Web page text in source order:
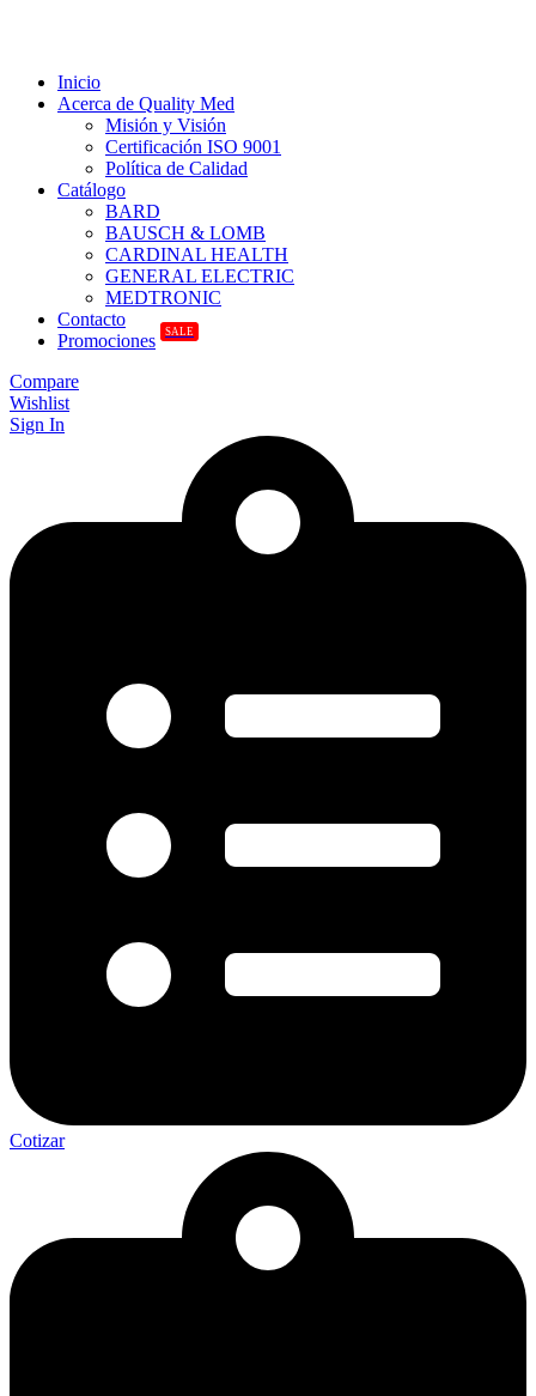
Inicio
Acerca de Quality Med
Misión y Visión
Certificación ISO 9001
Política de Calidad
Catálogo
BARD
BAUSCH & LOMB
CARDINAL HEALTH
GENERAL ELECTRIC
MEDTRONIC
Contacto
Promociones
SALE
Compare
Wishlist
Sign In
Cotizar